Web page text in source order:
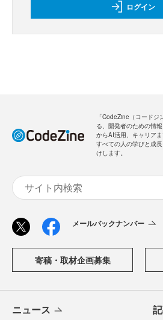
ログイン
「CodeZine（コード
る、開発者のための情
からAI活用、キャリア
すべての人の学びと成
けします。
メールバックナンバー
寄稿・取材企画募集
ニュース